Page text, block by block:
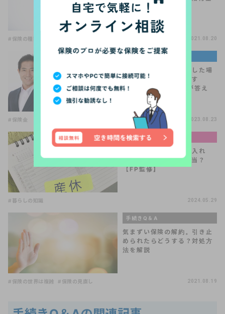
とは？
#保険の種類 2021.08.20
著名人・専門家コラム
よくある質問「自殺をした場
合、保険金っております
か？」【住宅FP関根が答え
る！V…
#保険金 2023.08.23
お金と暮らしの基礎知識
産休・育休中は扶養に入れ
る？節税できるって本当？
【FP監修】
#暮らしの知識 2024.05.29
手続きQ＆A
気まずい保険の解約。引き止
められたらどうする？対処方
法を解説
#保険の世界は複雑 #保険の見直し 2021.08.19